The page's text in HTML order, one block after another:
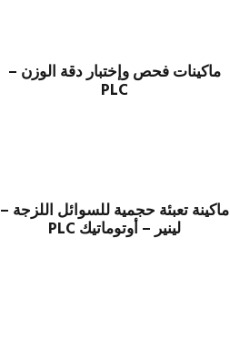
ماكينات فحص وإختبار دقة الوزن –
PLC
ماكينة تعبئة حجمية للسوائل اللزجة –
لينير – أوتوماتيك PLC